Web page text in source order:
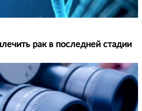
рак в последней стадии